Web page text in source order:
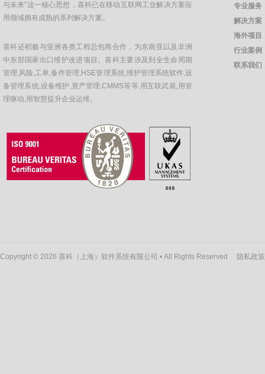
与未来”这一核心思想，喜科已在移动互联网工业解决方案应
用领域拥有成熟的系列解决方案。
喜科还积极与亚洲各类工程总包商合作，为东南亚以及非洲
中东部国家出口维护改进项目。喜科主要涉及到全生命周期
管理,风险,工单,备件管理,HSE管理系统,维护管理系统软件,设
备管理系统,设备维护,资产管理,CMMS等等.用互联武装,用管
理驱动,用智慧提升企业运维。
专业服务
解决方案
海外项目
行业案例
联系我们
Copyright © 2026 喜科（上海）软件系统有限公司 • All Rights Reserved 隐私政策